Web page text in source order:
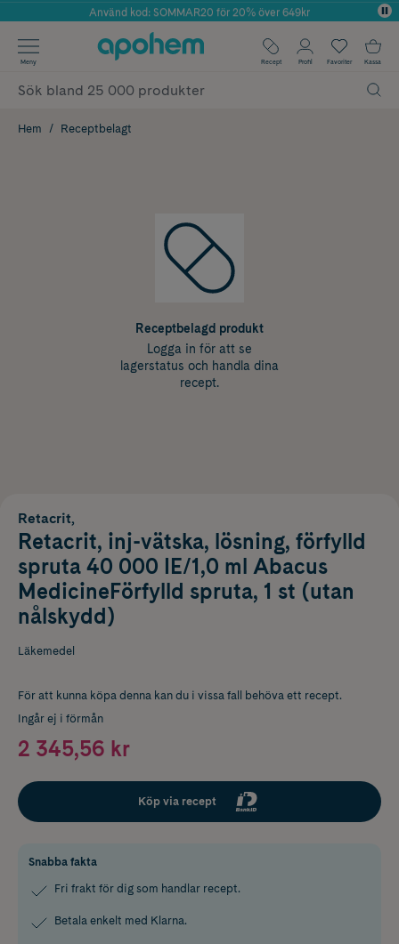
Årets Butik 2025 inom Skönhet
Använd kod: SOMMAR20 för 20% över 649kr
✓ Fri frakt
✓ Poäng på alla köp*
Meny Recept Profil Favoriter Kassa
Hem Receptbelagt
Receptbelagd produkt
Logga in för att se
lagerstatus och handla dina
recept.
Retacrit,
Retacrit, inj-vätska, lösning, förfylld
spruta 40 000 IE/1,0 ml Abacus
MedicineFörfylld spruta, 1 st (utan
nålskydd)
Läkemedel
För att kunna köpa denna kan du i vissa fall behöva ett recept.
Ingår ej i förmån
2 345,56 kr
Köp via recept
Snabba fakta
Fri frakt för dig som handlar recept.
Betala enkelt med Klarna.